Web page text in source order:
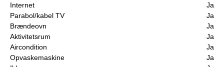
Internet
Ja
Parabol/kabel TV
Ja
Brændeovn
Ja
Aktivitetsrum
Ja
Aircondition
Ja
Opvaskemaskine
Ja